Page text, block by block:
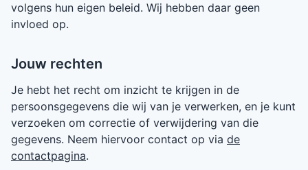
volgens hun eigen beleid. Wij hebben daar geen
invloed op.
Jouw rechten
Je hebt het recht om inzicht te krijgen in de
persoonsgegevens die wij van je verwerken, en je kunt
verzoeken om correctie of verwijdering van die
gegevens. Neem hiervoor contact op via de
contactpagina.